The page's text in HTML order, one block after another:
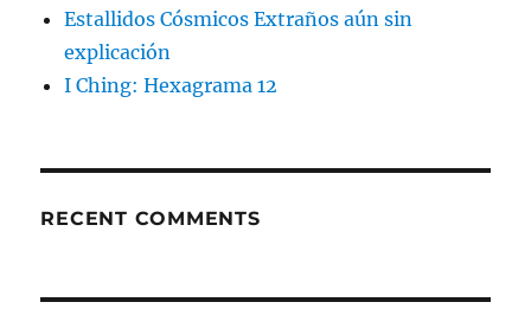
Estallidos Cósmicos Extraños aún sin
explicación
I Ching: Hexagrama 12
RECENT COMMENTS